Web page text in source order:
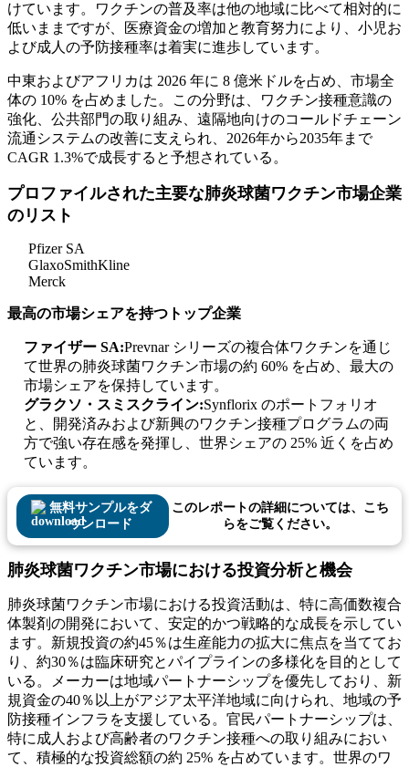
けています。ワクチンの普及率は他の地域に比べて相対的に
低いままですが、医療資金の増加と教育努力により、小児お
よび成人の予防接種率は着実に進歩しています。
中東およびアフリカは 2026 年に 8 億米ドルを占め、市場全
体の 10% を占めました。この分野は、ワクチン接種意識の
強化、公共部門の取り組み、遠隔地向けのコールドチェーン
流通システムの改善に支えられ、2026年から2035年まで
CAGR 1.3%で成長すると予想されている。
プロファイルされた主要な肺炎球菌ワクチン市場企業
のリスト
Pfizer SA
GlaxoSmithKline
Merck
最高の市場シェアを持つトップ企業
ファイザー SA:Prevnar シリーズの複合体ワクチンを通じ
て世界の肺炎球菌ワクチン市場の約 60% を占め、最大の
市場シェアを保持しています。
グラクソ・スミスクライン:Synflorix のポートフォリオ
と、開発済みおよび新興のワクチン接種プログラムの両
方で強い存在感を発揮し、世界シェアの 25% 近くを占め
ています。
無料サンプルをダ
ウンロード
このレポートの詳細については、こち
らをご覧ください。
肺炎球菌ワクチン市場における投資分析と機会
肺炎球菌ワクチン市場における投資活動は、特に高価数複合
体製剤の開発において、安定的かつ戦略的な成長を示してい
ます。新規投資の約45％は生産能力の拡大に焦点を当ててお
り、約30％は臨床研究とパイプラインの多様化を目的として
いる。メーカーは地域パートナーシップを優先しており、新
規資金の40％以上がアジア太平洋地域に向けられ、地域の予
防接種インフラを支援している。官民パートナーシップは、
特に成人および高齢者のワクチン接種への取り組みにおい
て、積極的な投資総額の約 25% を占めています。世界のワ